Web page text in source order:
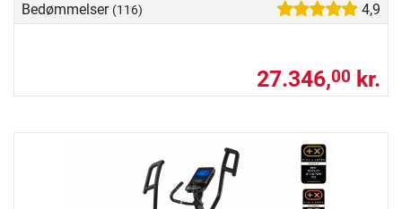
Bedømmelser (116) 4,9
27.346,00 kr.